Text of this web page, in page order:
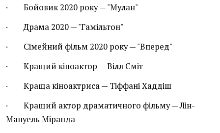
· Бойовик 2020 року — "Мулан"
· Драма 2020 — "Гамільтон"
· Сімейний фільм 2020 року — "Вперед"
· Кращий кіноактор — Вілл Сміт
· Краща кіноактриса — Тіффані Хаддіш
· Кращий актор драматичного фільму — Лін-
Мануель Міранда